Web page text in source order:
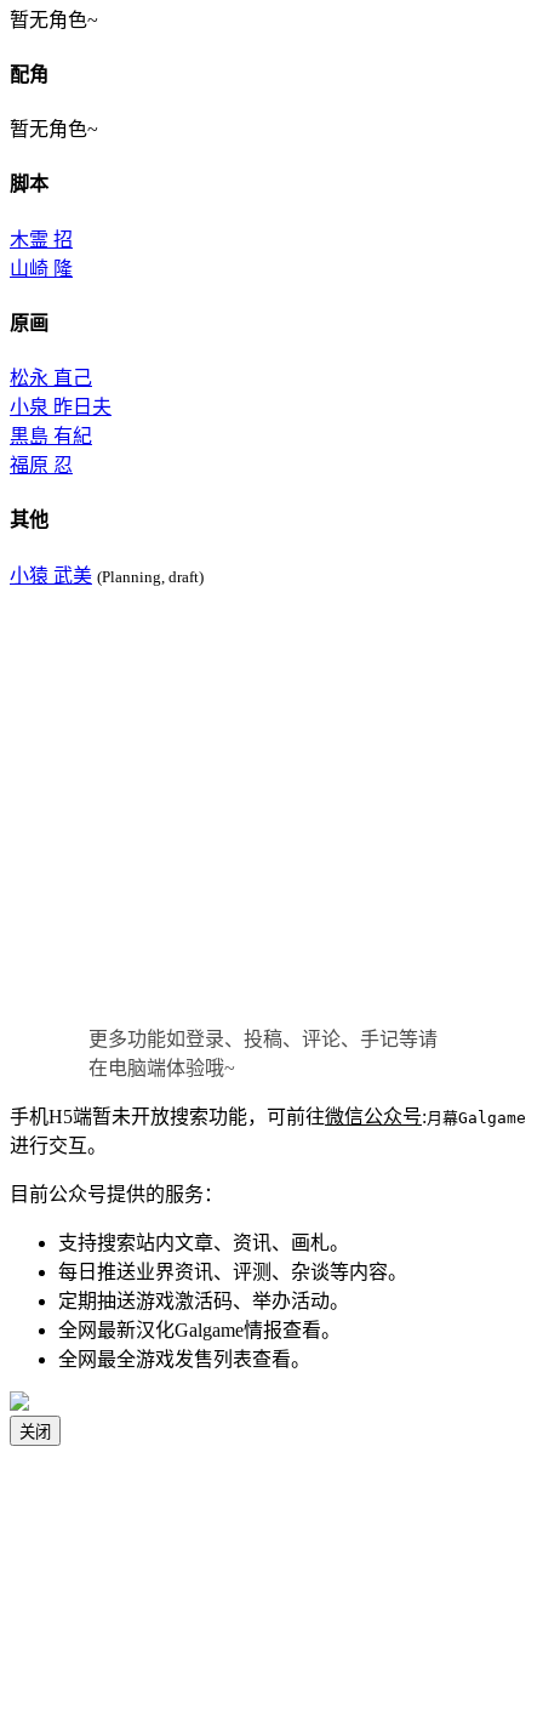
暂无角色~
配角
暂无角色~
脚本
木霊 招
山崎 隆
原画
松永 直己
小泉 昨日夫
黒島 有紀
福原 忍
其他
小猿 武美 (Planning, draft)
更多功能如登录、投稿、评论、手记等请
在电脑端体验哦~
手机H5端暂未开放搜索功能，可前往微信公众号:月幕Galgame
进行交互。
目前公众号提供的服务：
支持搜索站内文章、资讯、画札。
每日推送业界资讯、评测、杂谈等内容。
定期抽送游戏激活码、举办活动。
全网最新汉化Galgame情报查看。
全网最全游戏发售列表查看。
关闭